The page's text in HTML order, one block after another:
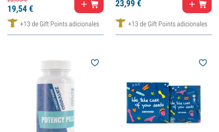
19,54€
+13 de Gift Points adicionales
23,99€
+13 de Gift Points adicionales